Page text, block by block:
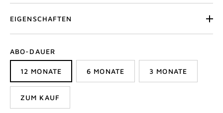
EIGENSCHAFTEN
ABO-DAUER
12 MONATE 6 MONATE 3 MONATE
ZUM KAUF